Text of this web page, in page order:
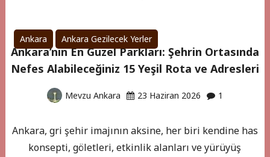
Ankara Ankara Gezilecek Yerler
Ankara’nın En Güzel Parkları: Şehrin Ortasında
Nefes Alabileceğiniz 15 Yeşil Rota ve Adresleri
Mevzu Ankara 23 Haziran 2026 1
Ankara, gri şehir imajının aksine, her biri kendine has
konsepti, göletleri, etkinlik alanları ve yürüyüş